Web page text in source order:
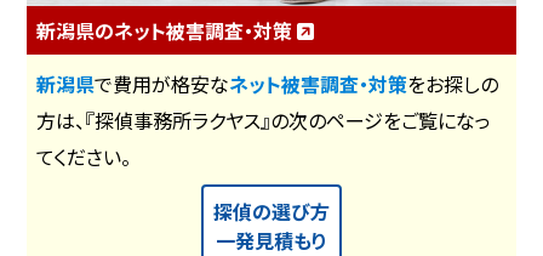
新潟県のネット被害調査・対策
新潟県で費用が格安なネット被害調査・対策をお探しの
方は、『探偵事務所ラクヤス』の次のページをご覧になっ
てください。
探偵の選び方
一発見積もり